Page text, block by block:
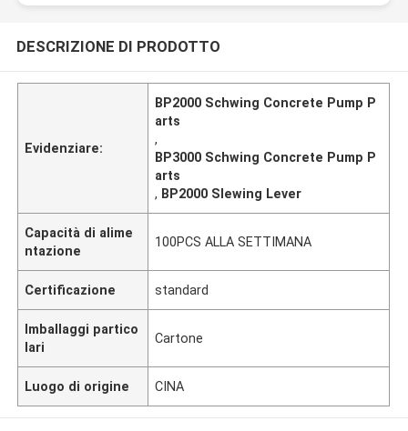
DESCRIZIONE DI PRODOTTO
Evidenziare:
BP2000 Schwing Concrete Pump P
arts
,
BP3000 Schwing Concrete Pump P
arts
, BP2000 Slewing Lever
Capacità di alime
ntazione
100PCS ALLA SETTIMANA
Certificazione standard
Imballaggi partico
lari
Cartone
Luogo di origine CINA